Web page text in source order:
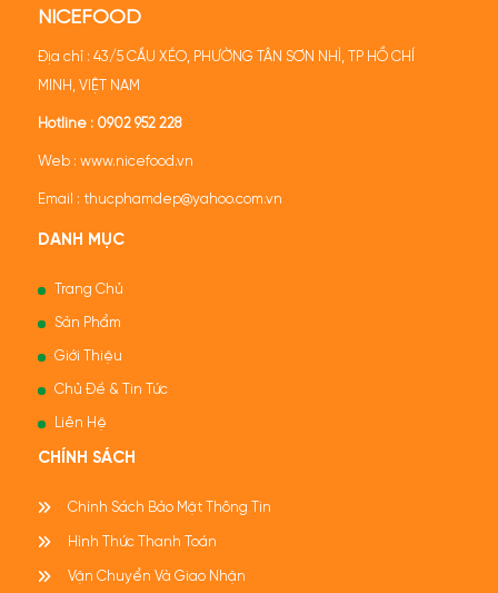
NICEFOOD
Địa chỉ : 43/5 CẦU XÉO, PHƯỜNG TÂN SƠN NHÌ, TP HỒ CHÍ
MINH, VIỆT NAM
Hotline : 0902 952 228
Web : www.nicefood.vn
Email : thucphamdep@yahoo.com.vn
DANH MỤC
Trang Chủ
Sản Phẩm
Giới Thiệu
Chủ Đề & Tin Tức
Liên Hệ
CHÍNH SÁCH
Chính Sách Bảo Mật Thông Tin
Hình Thức Thanh Toán
Vận Chuyển Và Giao Nhận